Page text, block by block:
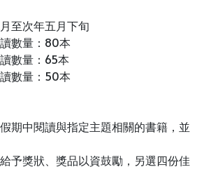
至次年五月下旬
數量：80本
數量：65本
數量：50本
期中閱讀與指定主題相關的書籍，並
予獎狀、獎品以資鼓勵，另選四份佳